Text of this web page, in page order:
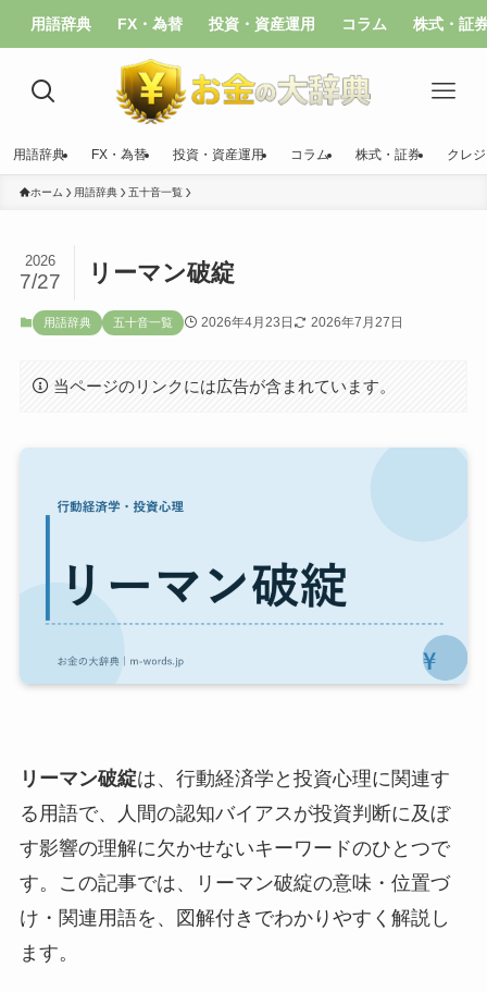
用語辞典 FX・為替 投資・資産運用 コラム 株式・証
用語辞典 FX・為替 投資・資産運用 コラム 株式・証券 クレ
ホーム 用語辞典 五十音一覧
リーマン破綻
2026
7/27
用語辞典 五十音一覧 2026年4月23日 2026年7月27日
当ページのリンクには広告が含まれています。
リーマン破綻は、行動経済学と投資心理に関連す
る用語で、人間の認知バイアスが投資判断に及ぼ
す影響の理解に欠かせないキーワードのひとつで
す。この記事では、リーマン破綻の意味・位置づ
け・関連用語を、図解付きでわかりやすく解説し
ます。